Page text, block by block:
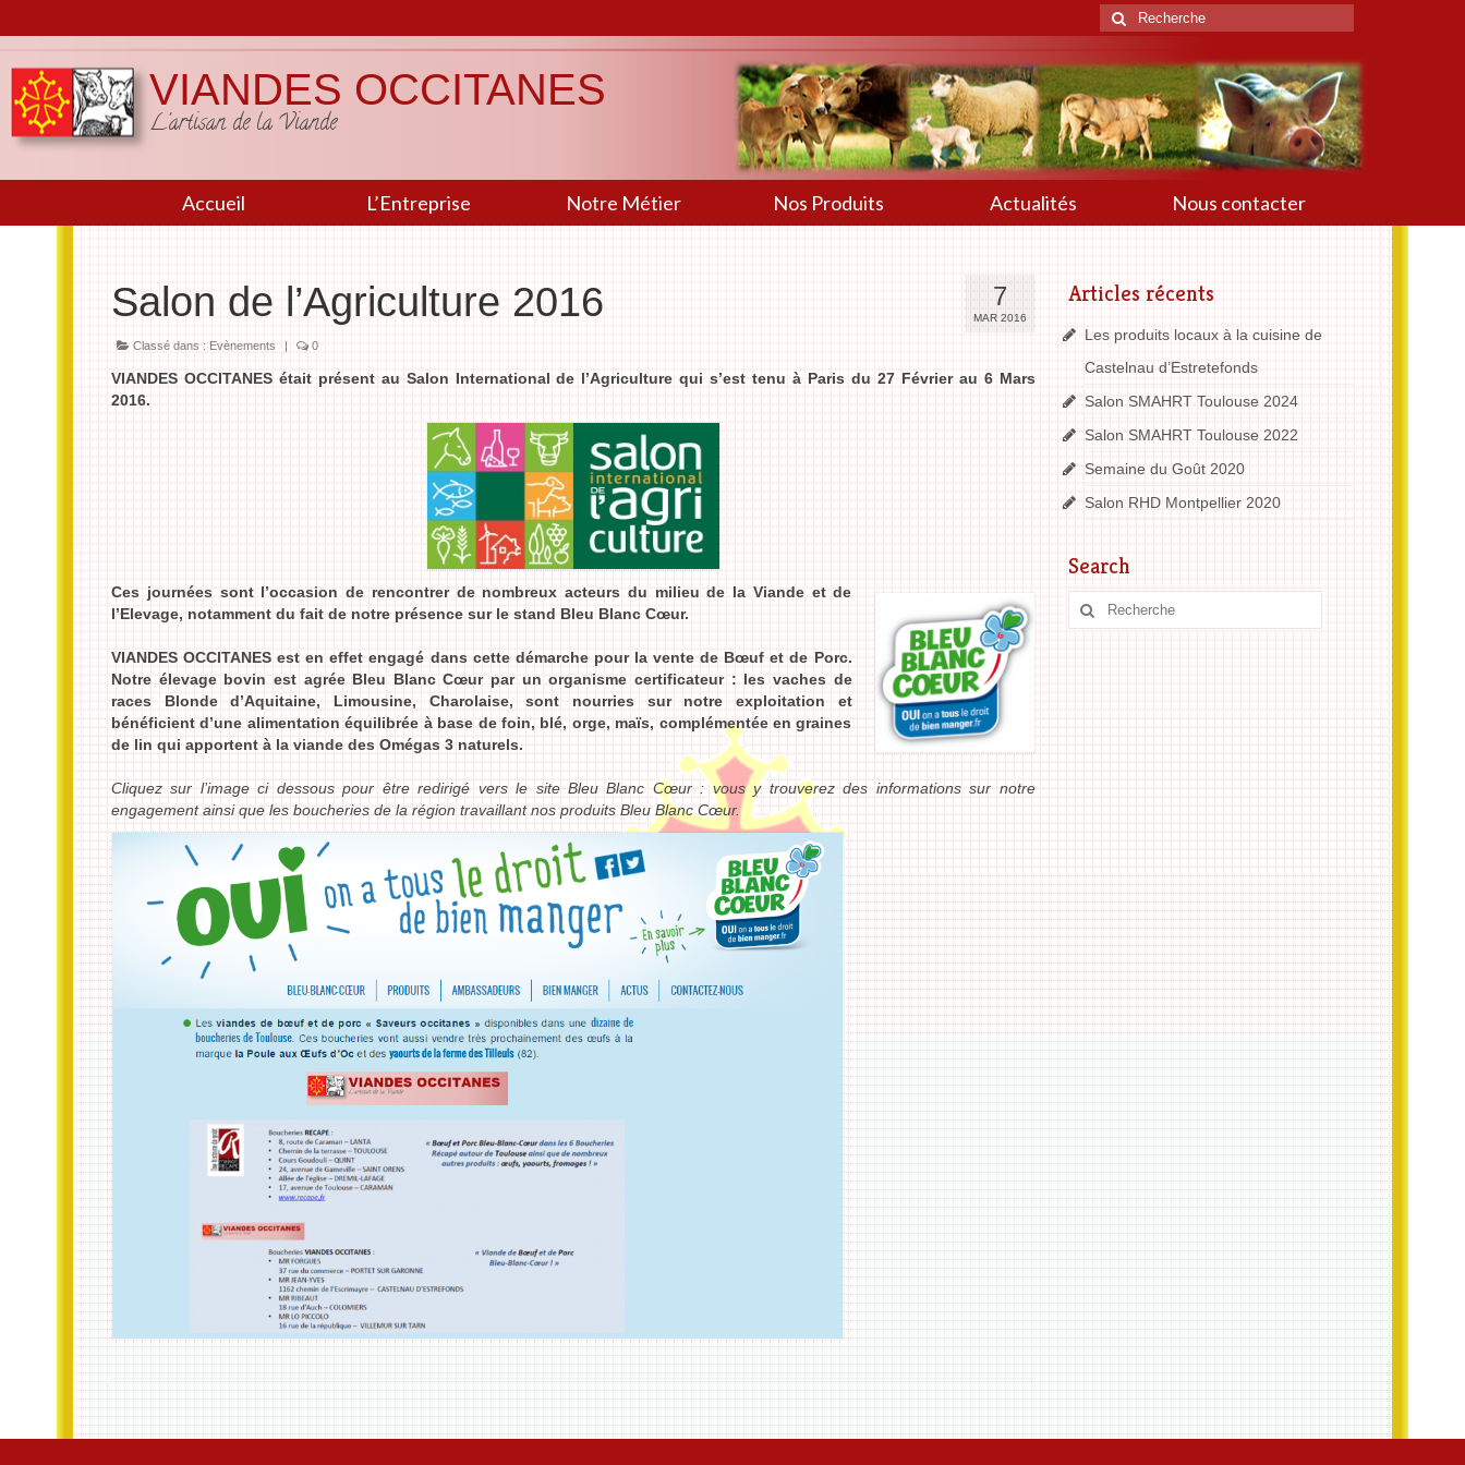
VIANDES OCCITANES
L'artisan de la Viande
Accueil L’Entreprise Notre Métier Nos Produits Actualités Nous contacter
7
MAR 2016
Salon de l’Agriculture 2016
Classé dans :Evènements | 0
VIANDES OCCITANESétait présent au Salon International de l’Agriculture qui s’est tenu à Paris du 27 Février au 6 Mars
2016.
Ces journées sont l’occasion de rencontrer de nombreux acteurs du milieu de la Viande et de
l’Elevage, notamment du fait de notre présence sur le stand Bleu Blanc Cœur.
VIANDES OCCITANES est en effet engagé dans cette démarche pour la vente de Bœuf et de Porc.
Notre élevage bovin est agrée Bleu Blanc Cœur par un organisme certificateur : les vaches de
races Blonde d’Aquitaine, Limousine, Charolaise, sont nourries sur notre exploitation et
bénéficient d’une alimentation équilibrée à base de foin, blé, orge, maïs, complémentée en graines
de lin qui apportent à la viande des Omégas 3 naturels.
Cliquez sur l’image ci dessous pour être redirigé vers le site Bleu Blanc Cœur : vous y trouverez des informations sur notre
engagement ainsi que les boucheries de la région travaillant nos produits Bleu Blanc Cœur.
Articles récents
Les produits locaux à la cuisine de
Castelnau d’Estretefonds
Salon SMAHRT Toulouse 2024
Salon SMAHRT Toulouse 2022
Semaine du Goût 2020
Salon RHD Montpellier 2020
Search